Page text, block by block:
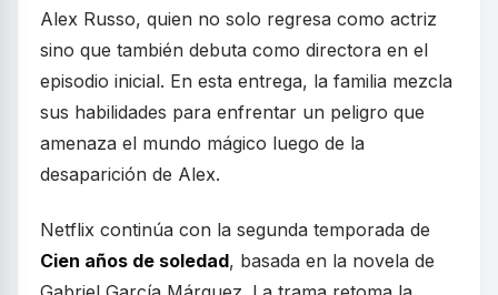
Alex Russo, quien no solo regresa como actriz
sino que también debuta como directora en el
episodio inicial. En esta entrega, la familia mezcla
sus habilidades para enfrentar un peligro que
amenaza el mundo mágico luego de la
desaparición de Alex.
Netflix continúa con la segunda temporada de
Cien años de soledad, basada en la novela de